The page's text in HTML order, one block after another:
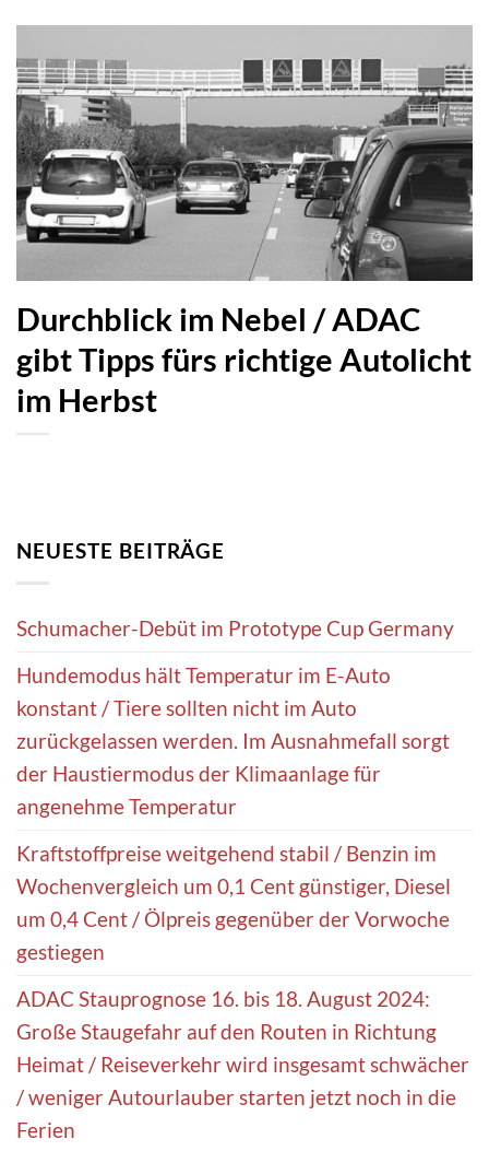
Durchblick im Nebel / ADAC
gibt Tipps fürs richtige Autolicht
im Herbst
NEUESTE BEITRÄGE
Schumacher-Debüt im Prototype Cup Germany
Hundemodus hält Temperatur im E-Auto
konstant / Tiere sollten nicht im Auto
zurückgelassen werden. Im Ausnahmefall sorgt
der Haustiermodus der Klimaanlage für
angenehme Temperatur
Kraftstoffpreise weitgehend stabil / Benzin im
Wochenvergleich um 0,1 Cent günstiger, Diesel
um 0,4 Cent / Ölpreis gegenüber der Vorwoche
gestiegen
ADAC Stauprognose 16. bis 18. August 2024:
Große Staugefahr auf den Routen in Richtung
Heimat / Reiseverkehr wird insgesamt schwächer
/ weniger Autourlauber starten jetzt noch in die
Ferien